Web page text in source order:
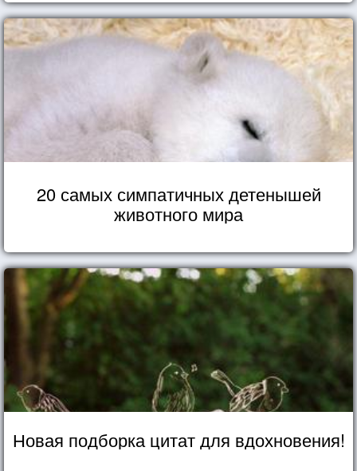
20 самых симпатичных детенышей
животного мира
Новая подборка цитат для вдохновения!